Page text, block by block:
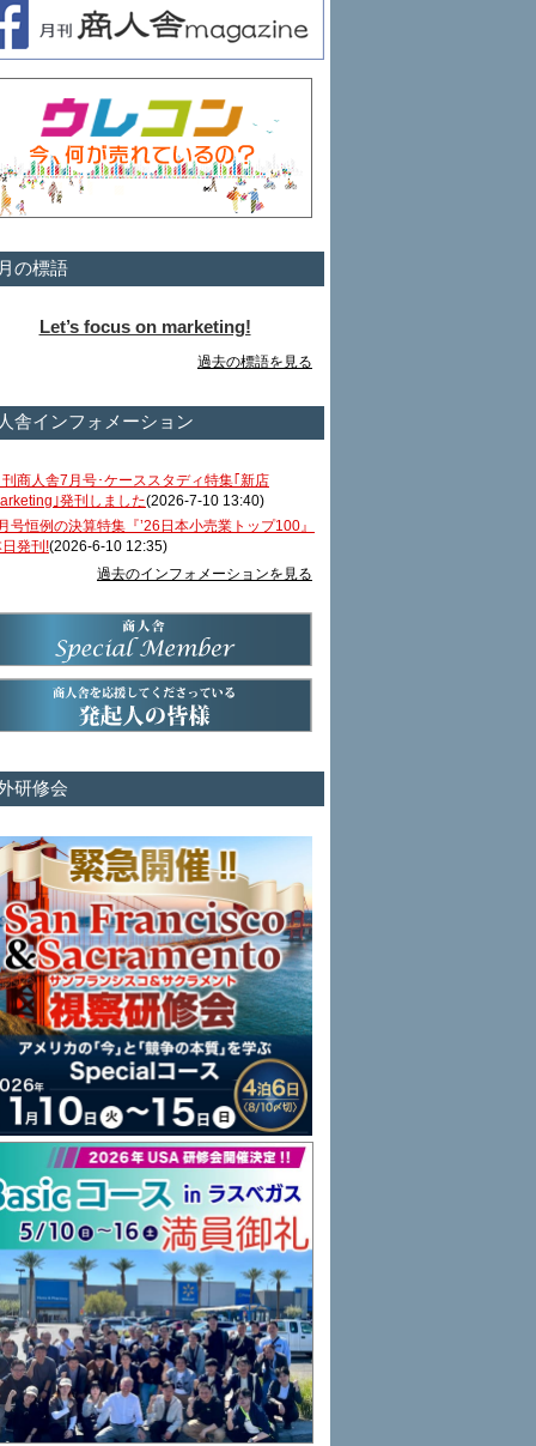
の標語
Let’s focus on marketing!
過去の標語を見る
舎インフォメーション
商人舎7月号･ケーススタディ特集｢新店
｣発刊しました(2026-7-10 13:40)
号恒例の決算特集『’26日本小売業トップ100』
発刊!(2026-6-10 12:35)
過去のインフォメーションを見る
研修会